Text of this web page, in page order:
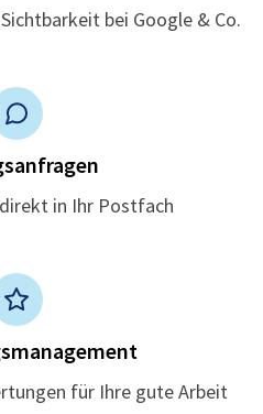
bei Google & Co.
in Ihr Postfach
für Ihre gute Arbeit